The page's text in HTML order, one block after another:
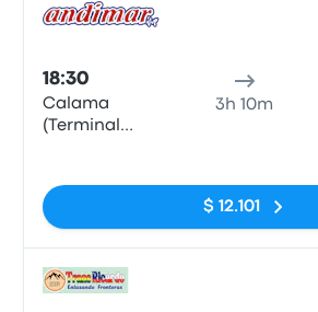
18:30
Calama
(Terminal
3h 10m
$ 12.101